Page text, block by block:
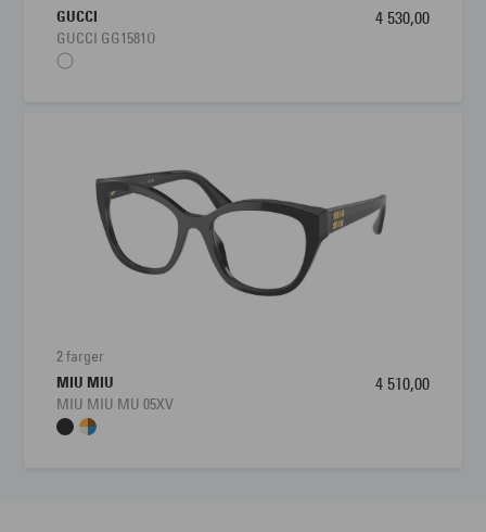
GUCCI
GUCCI GG1581O
4 530,00
2 farger
MIU MIU
MIU MIU MU 05XV
4 510,00